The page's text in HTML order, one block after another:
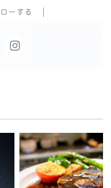
ーする